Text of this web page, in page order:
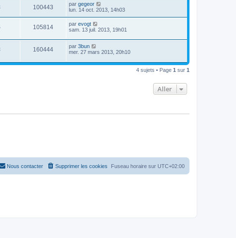
100443 par gegeor
lun. 14 oct. 2013, 14h03
105814 par evogt
sam. 13 juil. 2013, 19h01
160444 par 3bun
mer. 27 mars 2013, 20h10
4 sujets • Page 1 sur 1
Aller
Fuseau horaire sur UTC+02:00
Supprimer les cookies
Nous contacter